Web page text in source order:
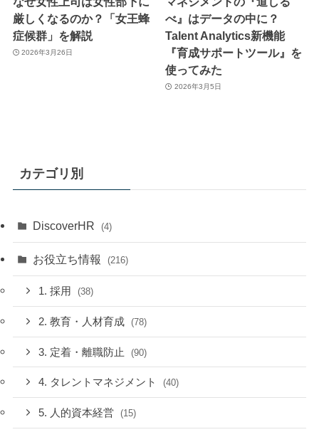
厳しくなるのか？「女王蜂
症候群」を解説
2026年3月26日
べ』はデータの中に？
Talent Analytics新機能
『育成サポートツール』を
使ってみた
2026年3月5日
カテゴリ別
DiscoverHR (4)
お役立ち情報 (216)
1. 採用 (38)
2. 教育・人材育成 (78)
3. 定着・離職防止 (90)
4. タレントマネジメント (40)
5. 人的資本経営 (15)